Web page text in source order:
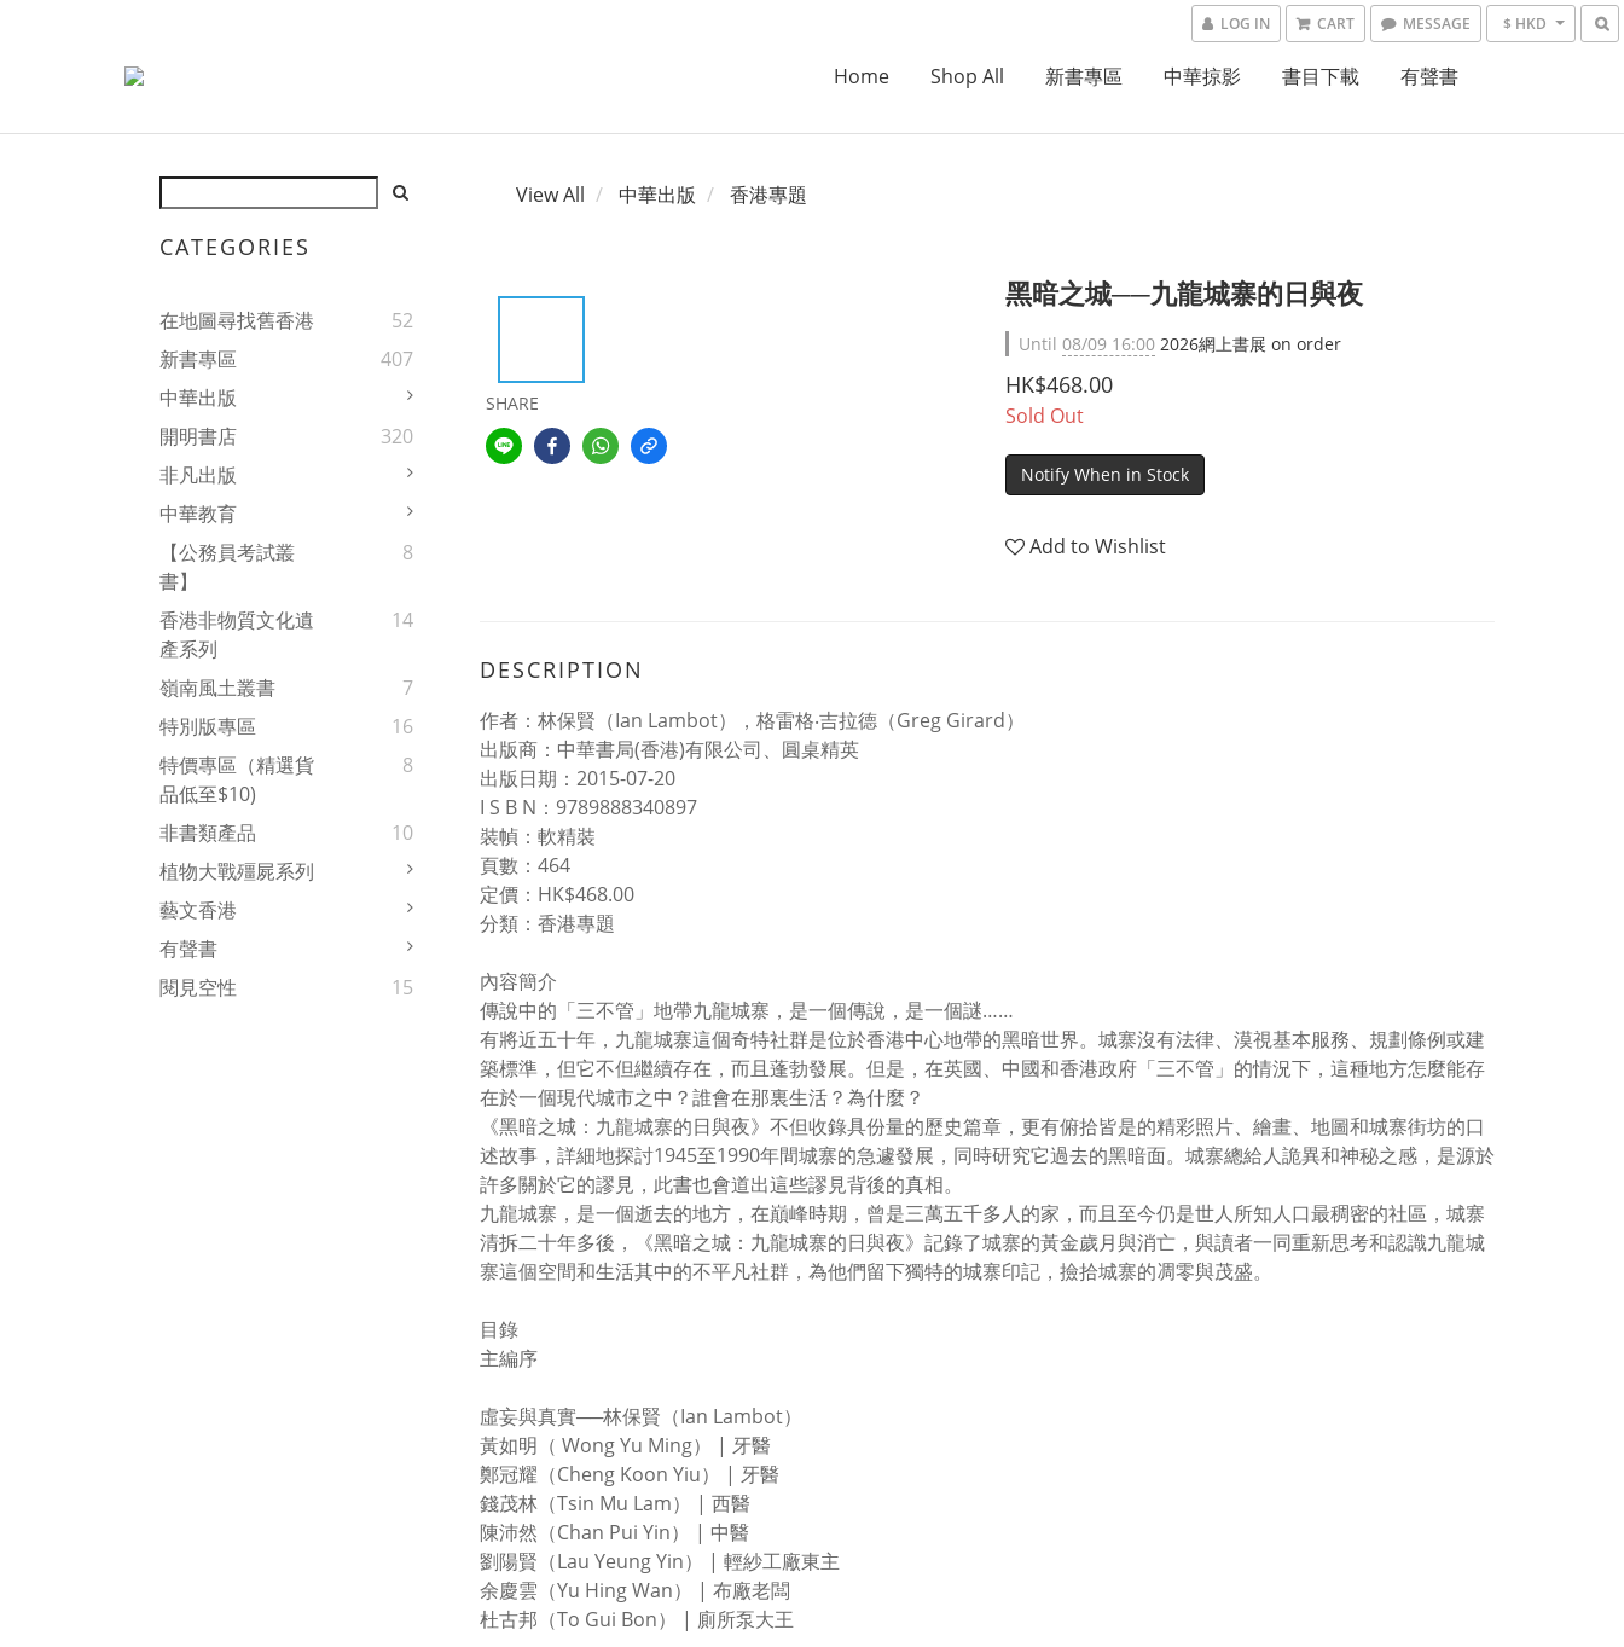
LOG IN CART MESSAGE $ HKD
Home Shop All 新書專區 中華掠影 書目下載 有聲書
CATEGORIES
在地圖尋找舊香港
52
新書專區
407
中華出版
開明書店
320
非凡出版
中華教育
【公務員考試叢
書】
8
香港非物質文化遺
產系列
14
嶺南風土叢書
7
特別版專區
16
特價專區（精選貨
品低至$10)
8
非書類產品
10
植物大戰殭屍系列
藝文香港
有聲書
閱見空性
15
View All 中華出版 香港專題
SHARE
黑暗之城──九龍城寨的日與夜
Until 08/09 16:00 2026網上書展 on order
HK$468.00
Sold Out
Notify When in Stock
Add to Wishlist
DESCRIPTION
作者：林保賢（Ian Lambot），格雷格‧吉拉德（Greg Girard）
出版商：中華書局(香港)有限公司、圓桌精英
出版日期：2015-07-20
I S B N：9789888340897
裝幀：軟精裝
頁數：464
定價：HK$468.00
分類：香港專題
內容簡介
傳說中的「三不管」地帶九龍城寨，是一個傳說，是一個謎……
有將近五十年，九龍城寨這個奇特社群是位於香港中心地帶的黑暗世界。城寨沒有法律、漠視基本服務、規劃條例或建
築標準，但它不但繼續存在，而且蓬勃發展。但是，在英國、中國和香港政府「三不管」的情況下，這種地方怎麼能存
在於一個現代城市之中？誰會在那裏生活？為什麼？
《黑暗之城：九龍城寨的日與夜》不但收錄具份量的歷史篇章，更有俯拾皆是的精彩照片、繪畫、地圖和城寨街坊的口
述故事，詳細地探討1945至1990年間城寨的急遽發展，同時研究它過去的黑暗面。城寨總給人詭異和神秘之感，是源於
許多關於它的謬見，此書也會道出這些謬見背後的真相。
九龍城寨，是一個逝去的地方，在巔峰時期，曾是三萬五千多人的家，而且至今仍是世人所知人口最稠密的社區，城寨
清拆二十年多後，《黑暗之城：九龍城寨的日與夜》記錄了城寨的黃金歲月與消亡，與讀者一同重新思考和認識九龍城
寨這個空間和生活其中的不平凡社群，為他們留下獨特的城寨印記，撿拾城寨的凋零與茂盛。
目錄
主編序
虛妄與真實──林保賢（Ian Lambot）
黃如明（ Wong Yu Ming） | 牙醫
鄭冠耀（Cheng Koon Yiu） | 牙醫
錢茂林（Tsin Mu Lam） | 西醫
陳沛然（Chan Pui Yin） | 中醫
劉陽賢（Lau Yeung Yin） | 輕紗工廠東主
余慶雲（Yu Hing Wan） | 布廠老闆
杜古邦（To Gui Bon） | 廁所泵大王